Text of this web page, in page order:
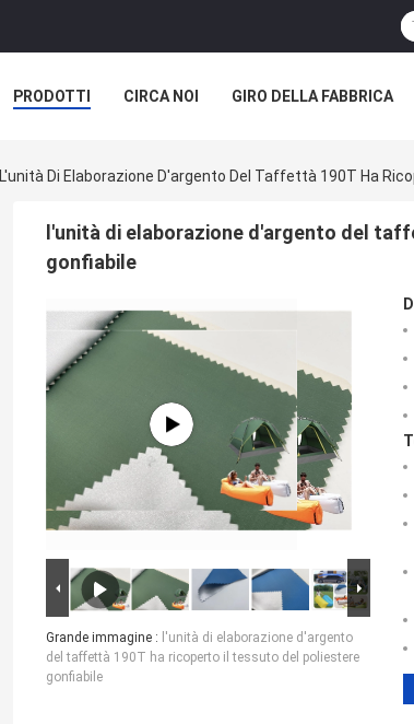
PRODOTTI CIRCA NOI GIRO DELLA FABBRICA
L'unità Di Elaborazione D'argento Del Taffettà 190T Ha
l'unità di elaborazione d'argento del
gonfiabile
Grande immagine : l'unità di elaborazione d'argento
del taffettà 190T ha ricoperto il tessuto del poliestere
gonfiabile